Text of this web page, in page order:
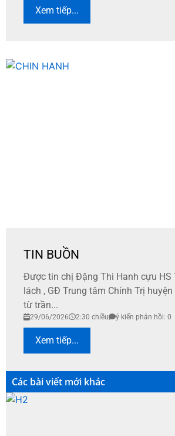
Xem tiếp...
TIN BUỒN
Được tin chị Đặng Thi Hanh cựu HS
lách , GĐ Trung tâm Chính Trị
từ trần...
29/06/2026 2:30 chiều ý kiến phản hồi: 0
Xem tiếp...
Các bài viết mới khác